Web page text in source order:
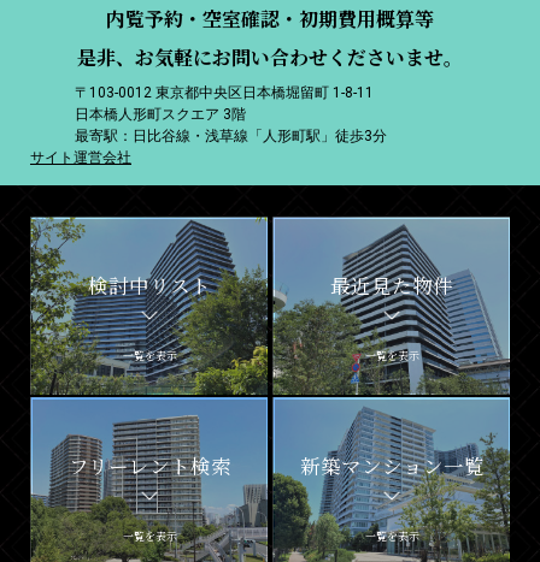
内覧予約・空室確認・初期費用概算等
是非、お気軽にお問い合わせくださいませ。
〒103-0012 東京都中央区日本橋堀留町 1-8-11
日本橋人形町スクエア 3階
最寄駅：日比谷線・浅草線「人形町駅」徒歩3分
サイト運営会社
検討中リスト
一覧を表示
最近見た物件
一覧を表示
フリーレント検索
一覧を表示
新築マンション一覧
一覧を表示